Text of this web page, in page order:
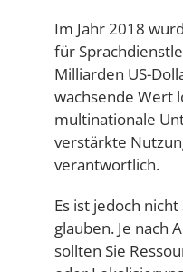
Im Jahr 2018
für
Milliarden US-
wachsende Wert
multinationale
verstärkte
verantwortlich.
Es ist jedoch
glauben. Je nach
sollten Sie